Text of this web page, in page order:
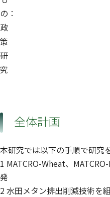
の：
政
策
研
究
全体計画
本研究では以下の手順で研究
1 MATCRO-Wheat、
発
2 水田メタン排出削減技術を